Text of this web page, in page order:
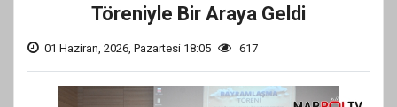
Töreniyle Bir Araya Geldi
01 Haziran, 2026, Pazartesi 18:05 617